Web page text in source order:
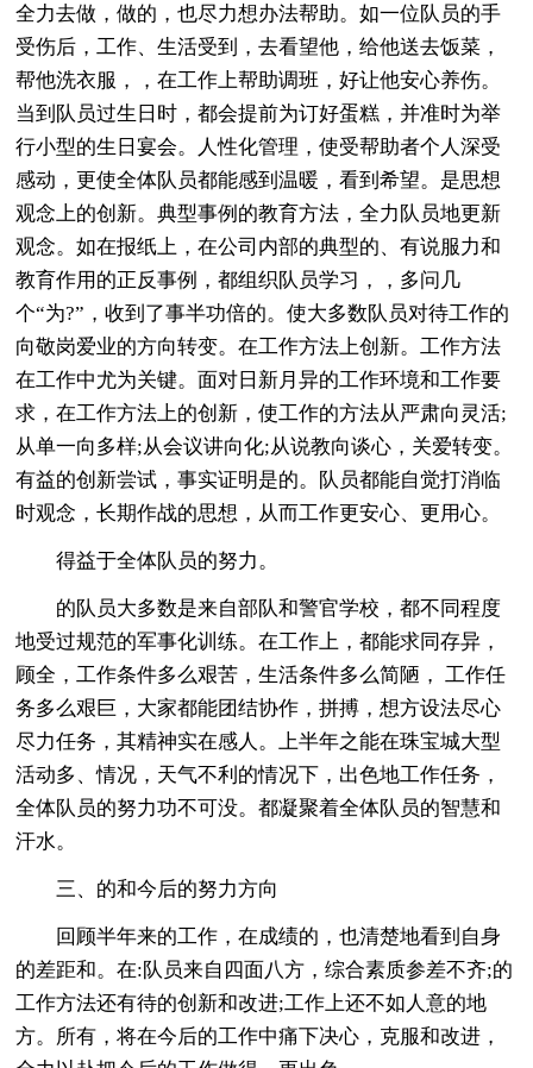
全力去做，做的，也尽力想办法帮助。如一位队员的手
受伤后，工作、生活受到，去看望他，给他送去饭菜，
帮他洗衣服，，在工作上帮助调班，好让他安心养伤。
当到队员过生日时，都会提前为订好蛋糕，并准时为举
行小型的生日宴会。人性化管理，使受帮助者个人深受
感动，更使全体队员都能感到温暖，看到希望。是思想
观念上的创新。典型事例的教育方法，全力队员地更新
观念。如在报纸上，在公司内部的典型的、有说服力和
教育作用的正反事例，都组织队员学习，，多问几
个“为?”，收到了事半功倍的。使大多数队员对待工作的
向敬岗爱业的方向转变。在工作方法上创新。工作方法
在工作中尤为关键。面对日新月异的工作环境和工作要
求，在工作方法上的创新，使工作的方法从严肃向灵活;
从单一向多样;从会议讲向化;从说教向谈心，关爱转变。
有益的创新尝试，事实证明是的。队员都能自觉打消临
时观念，长期作战的思想，从而工作更安心、更用心。
得益于全体队员的努力。
的队员大多数是来自部队和警官学校，都不同程度
地受过规范的军事化训练。在工作上，都能求同存异，
顾全，工作条件多么艰苦，生活条件多么简陋， 工作任
务多么艰巨，大家都能团结协作，拼搏，想方设法尽心
尽力任务，其精神实在感人。上半年之能在珠宝城大型
活动多、情况，天气不利的情况下，出色地工作任务，
全体队员的努力功不可没。都凝聚着全体队员的智慧和
汗水。
三、的和今后的努力方向
回顾半年来的工作，在成绩的，也清楚地看到自身
的差距和。在:队员来自四面八方，综合素质参差不齐;的
工作方法还有待的创新和改进;工作上还不如人意的地
方。所有，将在今后的工作中痛下决心，克服和改进，